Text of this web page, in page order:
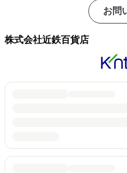
お問
株式会社近鉄百貨店